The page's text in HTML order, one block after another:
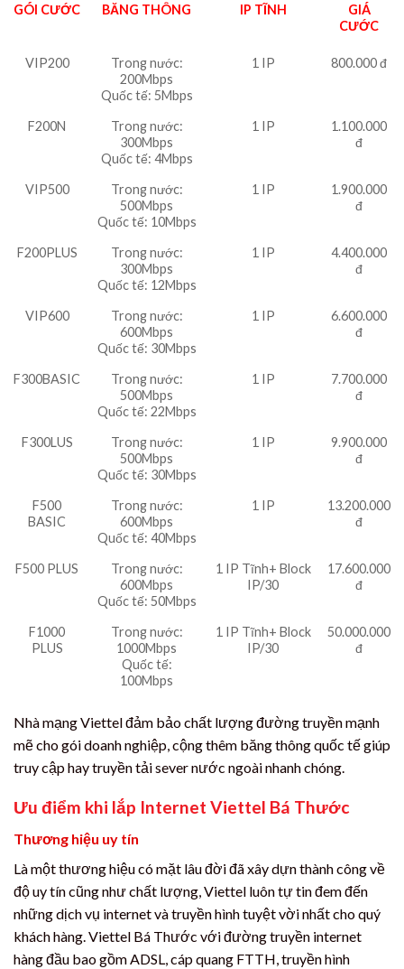
GÓI CƯỚC BĂNG THÔNG IP TĨNH
GIÁ
CƯỚC
VIP200
Trong nước:
200Mbps
Quốc tế: 5Mbps
1 IP 800.000 đ
F200N
Trong nước:
300Mbps
Quốc tế: 4Mbps
1 IP
1.100.000
đ
VIP500
Trong nước:
500Mbps
Quốc tế: 10Mbps
1 IP
1.900.000
đ
F200PLUS
Trong nước:
300Mbps
Quốc tế: 12Mbps
1 IP
4.400.000
đ
VIP600
Trong nước:
600Mbps
Quốc tế: 30Mbps
1 IP
6.600.000
đ
F300BASIC
Trong nước:
500Mbps
Quốc tế: 22Mbps
1 IP
7.700.000
đ
F300LUS
Trong nước:
500Mbps
Quốc tế: 30Mbps
1 IP
9.900.000
đ
F500
BASIC
Trong nước:
600Mbps
Quốc tế: 40Mbps
1 IP
13.200.000
đ
F500 PLUS
Trong nước:
600Mbps
Quốc tế: 50Mbps
1 IP Tĩnh+ Block
IP/30
17.600.000
đ
F1000
PLUS
Trong nước:
1000Mbps
Quốc tế:
100Mbps
1 IP Tĩnh+ Block
IP/30
50.000.000
đ
Nhà mạng Viettel đảm bảo chất lượng đường truyền mạnh
mẽ cho gói doanh nghiệp, cộng thêm băng thông quốc tế giúp
truy cập hay truyền tải sever nước ngoài nhanh chóng.
Ưu điểm khi lắp Internet Viettel Bá Thước
Thương hiệu uy tín
Là một thương hiệu có mặt lâu đời đã xây dựn thành công về
độ uy tín cũng như chất lượng, Viettel luôn tự tin đem đến
những dịch vụ internet và truyền hình tuyệt vời nhất cho quý
khách hàng. Viettel Bá Thước với đường truyền internet
hàng đầu bao gồm ADSL, cáp quang FTTH, truyền hình